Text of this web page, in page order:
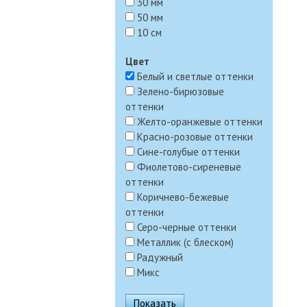
50 мм
10 см
Цвет
Белый и светлые оттенки
Зелено-бирюзовые
оттенки
Желто-оранжевые оттенки
Красно-розовые оттенки
Сине-голубые оттенки
Фиолетово-сиреневые
оттенки
Коричнево-бежевые
оттенки
Серо-черные оттенки
Металлик (с блеском)
Радужный
Микс